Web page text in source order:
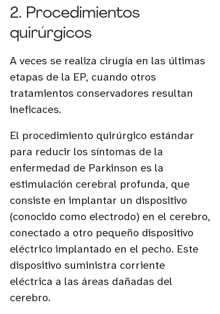
2. Procedimientos
quirúrgicos
A veces se realiza cirugía en las últimas
etapas de la EP, cuando otros
tratamientos conservadores resultan
ineficaces.
El procedimiento quirúrgico estándar
para reducir los síntomas de la
enfermedad de Parkinson es la
estimulación cerebral profunda, que
consiste en implantar un dispositivo
(conocido como electrodo) en el cerebro,
conectado a otro pequeño dispositivo
eléctrico implantado en el pecho. Este
dispositivo suministra corriente
eléctrica a las áreas dañadas del
cerebro.